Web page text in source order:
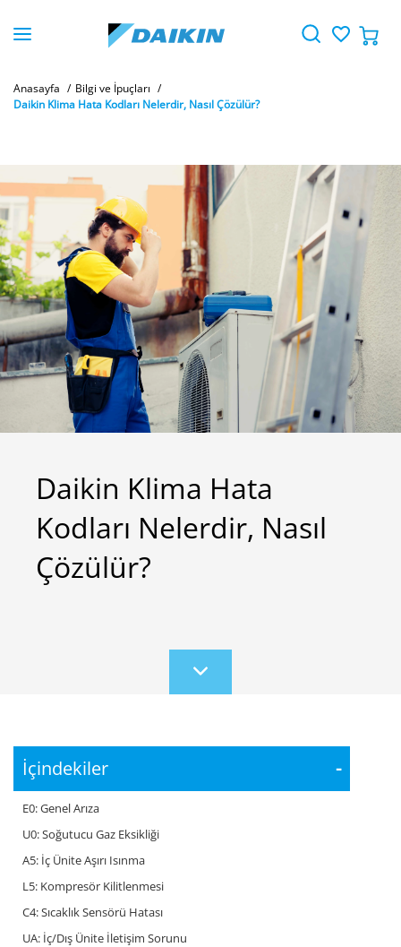
Anasayfa
Bilgi ve İpuçları
Daikin Klima Hata Kodları Nelerdir, Nasıl Çözülür?
Daikin Klima Hata
Kodları Nelerdir, Nasıl
Çözülür?
Scroll
to
İçindekiler -
E0: Genel Arıza
U0: Soğutucu Gaz Eksikliği
A5: İç Ünite Aşırı Isınma
L5: Kompresör Kilitlenmesi
C4: Sıcaklık Sensörü Hatası
UA: İç/Dış Ünite İletişim Sorunu